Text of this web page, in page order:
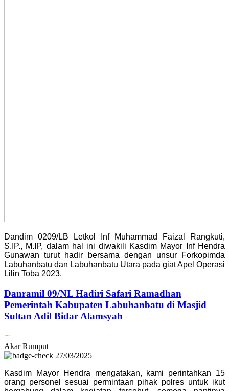
Dandim 0209/LB Letkol Inf Muhammad Faizal Rangkuti,
S.IP., M.IP, dalam hal ini diwakili Kasdim Mayor Inf Hendra
Gunawan turut hadir bersama dengan unsur Forkopimda
Labuhanbatu dan Labuhanbatu Utara pada giat Apel Operasi
Lilin Toba 2023.
Danramil 09/NL Hadiri Safari Ramadhan
Pemerintah Kabupaten Labuhanbatu di Masjid
Sultan Adil Bidar Alamsyah
Akar Rumput
27/03/2025
Kasdim Mayor Hendra mengatakan, kami perintahkan 15
orang personel sesuai permintaan pihak polres untuk ikut